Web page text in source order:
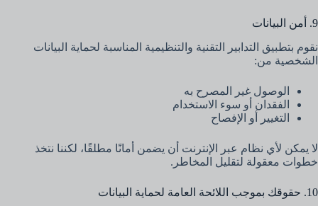
9. أمن البيانات
نقوم بتطبيق التدابير التقنية والتنظيمية المناسبة لحماية البيانات
الشخصية من:
الوصول غير المصرح به
الفقدان أو سوء الاستخدام
التغيير أو الإفصاح
لا يمكن لأي نظام عبر الإنترنت أن يضمن أمانًا مطلقًا، لكننا نتخذ
خطوات معقولة لتقليل المخاطر.
10. حقوقك بموجب اللائحة العامة لحماية البيانات